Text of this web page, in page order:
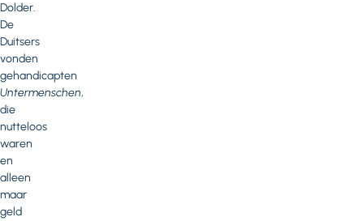
Dolder.
De
Duitsers
vonden
gehandicapten
Untermenschen,
die
nutteloos
waren
en
alleen
maar
geld